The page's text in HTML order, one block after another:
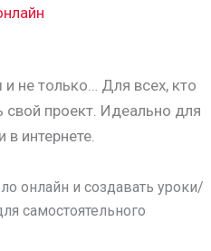
не только… Для всех, кто
свой проект. Идеально для
интернете.
онлайн и создавать уроки/
самостоятельного